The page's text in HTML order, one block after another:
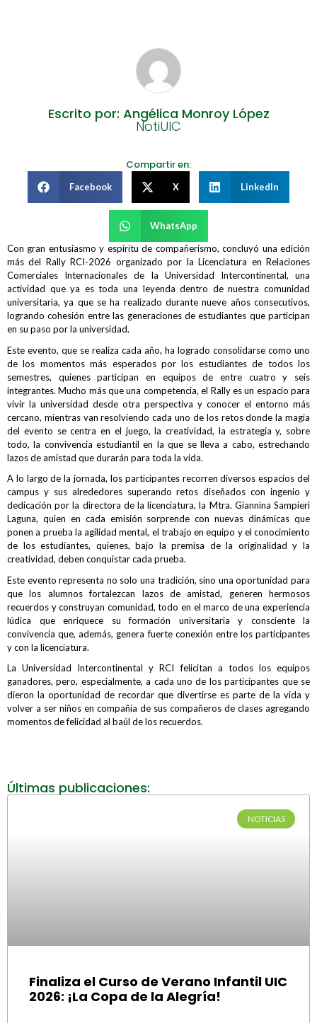
Escrito por: Angélica Monroy López
NotiUIC
Compartir en:
Facebook X LinkedIn
WhatsApp
Con gran entusiasmo y espíritu de compañerismo, concluyó una edición
más del Rally RCI-2026 organizado por la Licenciatura en Relaciones
Comerciales Internacionales de la Universidad Intercontinental, una
actividad que ya es toda una leyenda dentro de nuestra comunidad
universitaria, ya que se ha realizado durante nueve años consecutivos,
logrando cohesión entre las generaciones de estudiantes que participan
en su paso por la universidad.
Este evento, que se realiza cada año, ha logrado consolidarse como uno
de los momentos más esperados por los estudiantes de todos los
semestres, quienes participan en equipos de entre cuatro y seis
integrantes. Mucho más que una competencia, el Rally es un espacio para
vivir la universidad desde otra perspectiva y conocer el entorno más
cercano, mientras van resolviendo cada uno de los retos donde la magia
del evento se centra en el juego, la creatividad, la estrategia y, sobre
todo, la convivencia estudiantil en la que se lleva a cabo, estrechando
lazos de amistad que durarán para toda la vida.
A lo largo de la jornada, los participantes recorren diversos espacios del
campus y sus alrededores superando retos diseñados con ingenio y
dedicación por la directora de la licenciatura, la Mtra. Giannina Sampieri
Laguna, quien en cada emisión sorprende con nuevas dinámicas que
ponen a prueba la agilidad mental, el trabajo en equipo y el conocimiento
de los estudiantes, quienes, bajo la premisa de la originalidad y la
creatividad, deben conquistar cada prueba.
Este evento representa no solo una tradición, sino una oportunidad para
que los alumnos fortalezcan lazos de amistad, generen hermosos
recuerdos y construyan comunidad, todo en el marco de una experiencia
lúdica que enriquece su formación universitaria y consciente la
convivencia que, además, genera fuerte conexión entre los participantes
y con la licenciatura.
La Universidad Intercontinental y RCI felicitan a todos los equipos
ganadores, pero, especialmente, a cada uno de los participantes que se
dieron la oportunidad de recordar que divertirse es parte de la vida y
volver a ser niños en compañía de sus compañeros de clases agregando
momentos de felicidad al baúl de los recuerdos.
Últimas publicaciones:
NOTICIAS
Finaliza el Curso de Verano Infantil UIC
2026: ¡La Copa de la Alegría!